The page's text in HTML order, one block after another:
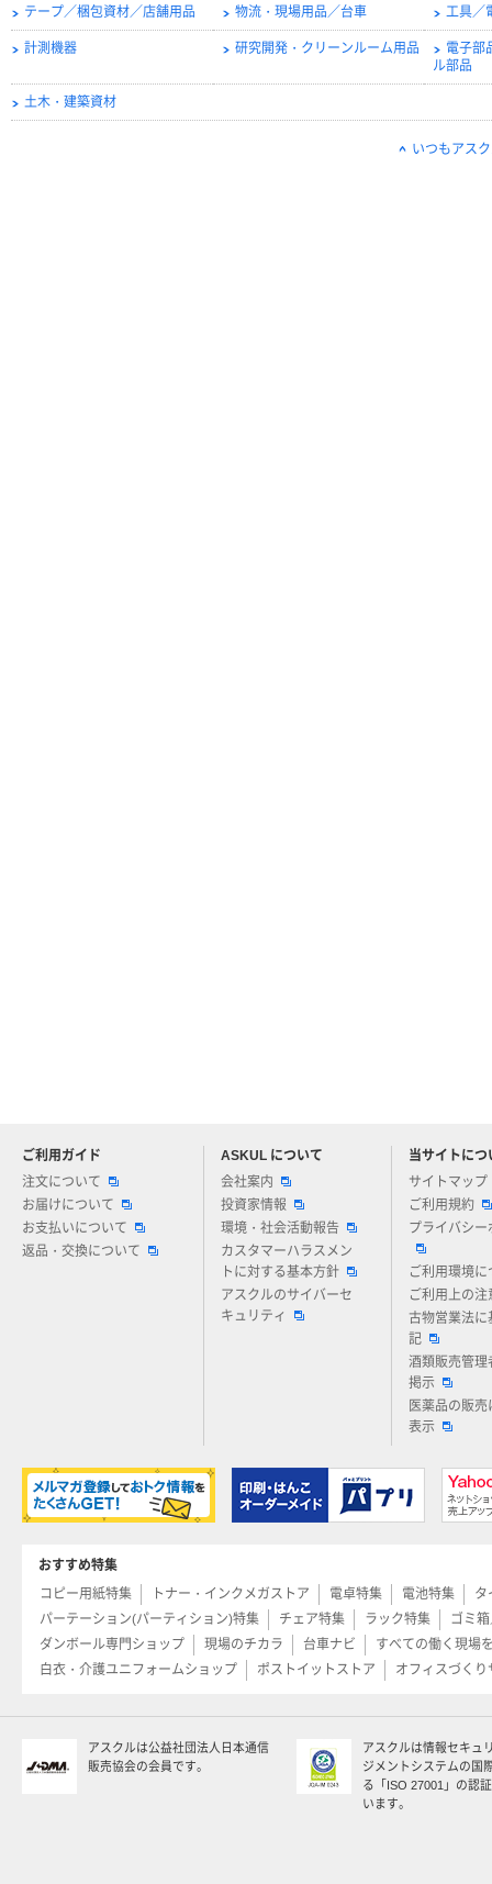
テープ／梱包資材／店舗用品 物流・現場用品／台車 工具／
計測機器 研究開発・クリーンルーム用品
電子部
ル部品
土木・建築資材
いつもアス
ご利用ガイド
注文について
お届けについて
お支払いについて
返品・交換について
ASKUL について
会社案内
投資家情報
環境・社会活動報告
カスタマーハラスメン
トに対する基本方針
アスクルのサイバーセ
キュリティ
当サイトにつ
サイトマップ
ご利用規約
プライバシー
ご利用環境に
ご利用上の注
古物営業法に
記
酒類販売管理
掲示
医薬品の販売
表示
アスクルについてお気軽にご質問ください
おすすめ特集
コピー用紙特集
トナー・インクメガストア 電卓特集 電池特集
タ
パーテーション(パーティション)特集
チェア特集 ラック特集
ゴミ
ダンボール専門ショップ
現場のチカラ 台車ナビ
すべての働く現場
白衣・介護ユニフォームショップ
ポストイットストア オフィスづくり
アスクルは公益社団法人日本通信
販売協会の会員です。
アスクルは情報セキュ
ジメントシステムの国
る「ISO 27001」の認
います。